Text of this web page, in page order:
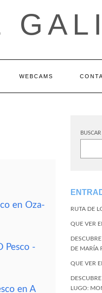
WEBCAMS
en Oza-
Pesco -
en A
BUSCAR
RUTA DE
QUE VER
DE MARÍA
QUE VER
LUGO: